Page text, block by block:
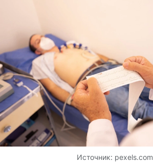
Источник: pexels.com